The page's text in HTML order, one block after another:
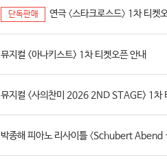
단독판매 연극 〈스타크로스드〉 1차 티켓
뮤지컬 <아나키스트> 1차 티켓오픈 안내
뮤지컬 <사의찬미 2026 2ND STAGE> 1차
박종해 피아노 리사이틀 〈Schubert Abend